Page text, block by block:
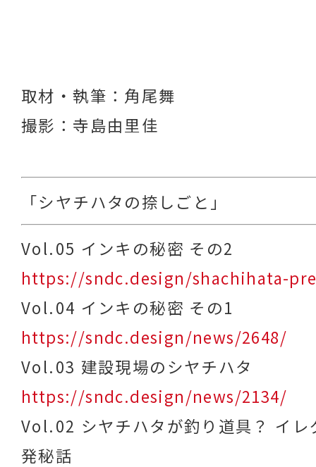
取材・執筆：角尾舞
撮影：寺島由里佳
「シヤチハタの捺しごと」
Vol.05 インキの秘密 その2
https://sndc.design/shachihata-
Vol.04 インキの秘密 その1
https://sndc.design/news/2648/
Vol.03 建設現場のシヤチハタ
https://sndc.design/news/2134/
Vol.02 シヤチハタが釣り道具？ イレ
発秘話